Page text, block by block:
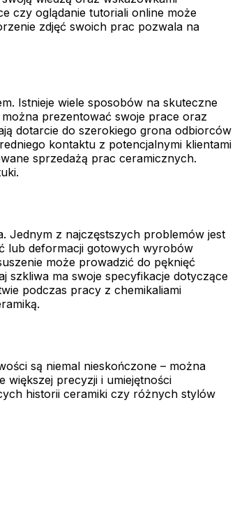
czy oglądanie tutoriali online może
zdjęć swoich prac pozwala na
Istnieje wiele sposobów na skuteczne
prezentować swoje prace oraz
dotarcie do szerokiego grona odbiorców
kontaktu z potencjalnymi klientami
sprzedażą prac ceramicznych.
Jednym z najczęstszych problemów jest
lub deformacji gotowych wyrobów
może prowadzić do pęknięć
szkliwa ma swoje specyfikacje dotyczące
podczas pracy z chemikaliami
są niemal nieskończone – można
precyzji i umiejętności
historii ceramiki czy różnych stylów